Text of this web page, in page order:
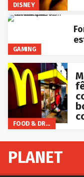
DISNEY
GAMING
PLANET